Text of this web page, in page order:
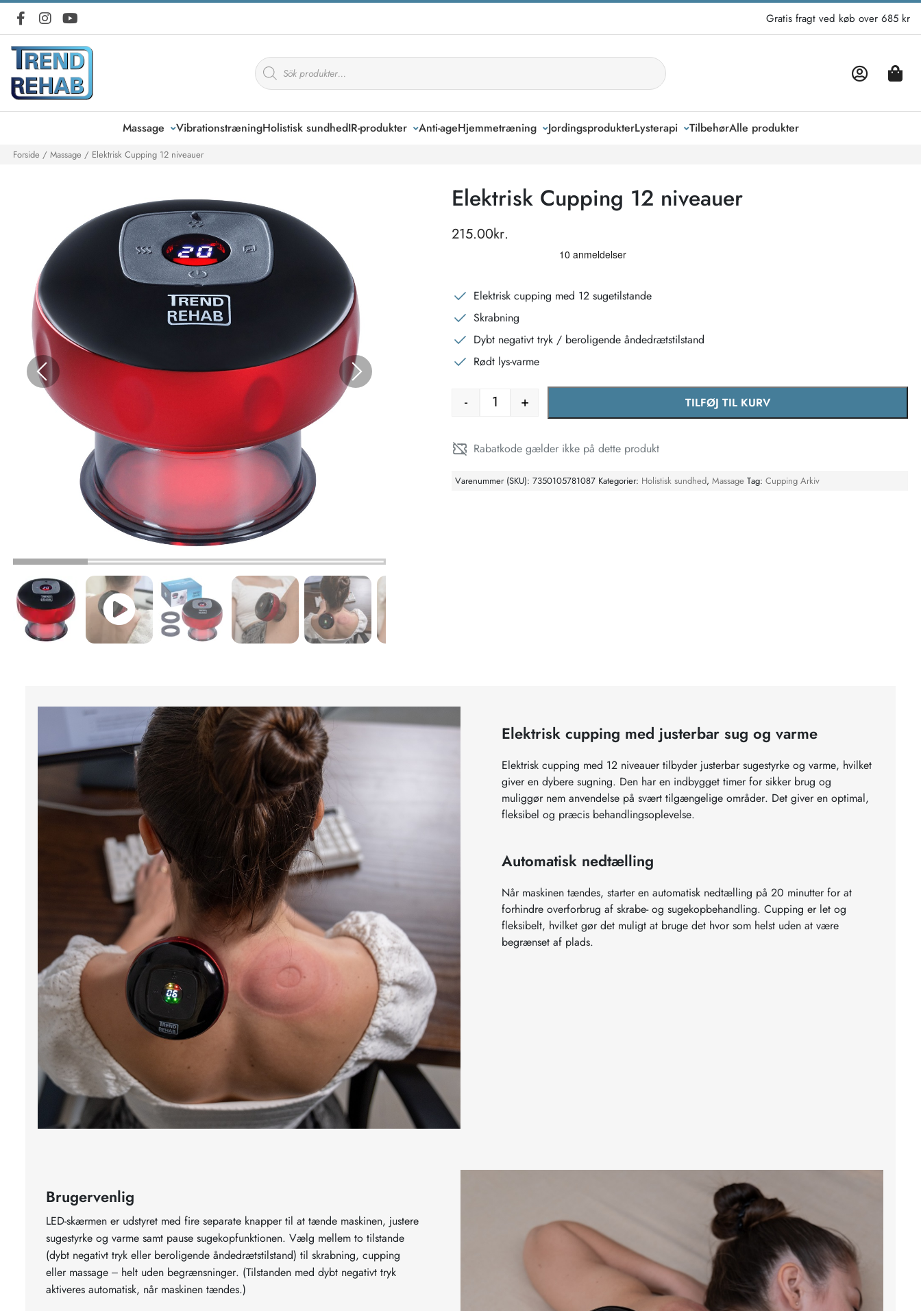
Gratis fragt ved køb over 685 kr
Products
search
Massage VibrationstræningHolistisk sundhedIR-produkter Anti-ageHjemmetræning JordingsprodukterLysterapi TilbehørAlle produkter
Forside / Massage / Elektrisk Cupping 12 niveauer
Elektrisk Cupping 12 niveauer
215.00kr.
Elektrisk cupping med 12 sugetilstande
Skrabning
Dybt negativt tryk / beroligende åndedrætstilstand
Rødt lys-varme
Elektrisk Cupping 12 niveauer antal
- + TILFØJ TIL KURV
Rabatkode gælder ikke på dette produkt
Varenummer (SKU):7350105781087 Kategorier: Holistisk sundhed,Massage Tag:Cupping Arkiv
Elektrisk cupping med justerbar sug og varme
Elektrisk cupping med 12 niveauer tilbyder justerbar sugestyrke og varme, hvilket
giver en dybere sugning. Den har en indbygget timer for sikker brug og
muliggør nem anvendelse på svært tilgængelige områder. Det giver en optimal,
fleksibel og præcis behandlingsoplevelse.
Automatisk nedtælling
Når maskinen tændes, starter en automatisk nedtælling på 20 minutter for at
forhindre overforbrug af skrabe- og sugekopbehandling. Cupping er let og
fleksibelt, hvilket gør det muligt at bruge det hvor som helst uden at være
begrænset af plads.
Brugervenlig
LED-skærmen er udstyret med fire separate knapper til at tænde maskinen, justere
sugestyrke og varme samt pause sugekopfunktionen. Vælg mellem to tilstande
(dybt negativt tryk eller beroligende åndedrætstilstand) til skrabning, cupping
eller massage – helt uden begrænsninger. (Tilstanden med dybt negativt tryk
aktiveres automatisk, når maskinen tændes.)